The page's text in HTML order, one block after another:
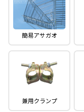
簡易アサガオ
兼用クランプ